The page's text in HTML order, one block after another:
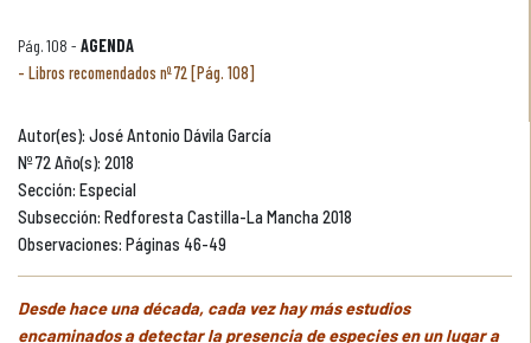
Pág. 108 - AGENDA
Libros recomendados nº 72 [Pág. 108]
Autor(es): José Antonio Dávila García
Nº 72 Año(s): 2018
Sección: Especial
Subsección: Redforesta Castilla-La Mancha 2018
Observaciones: Páginas 46-49
Desde hace una década, cada vez hay más estudios
encaminados a detectar la presencia de especies en un lugar a